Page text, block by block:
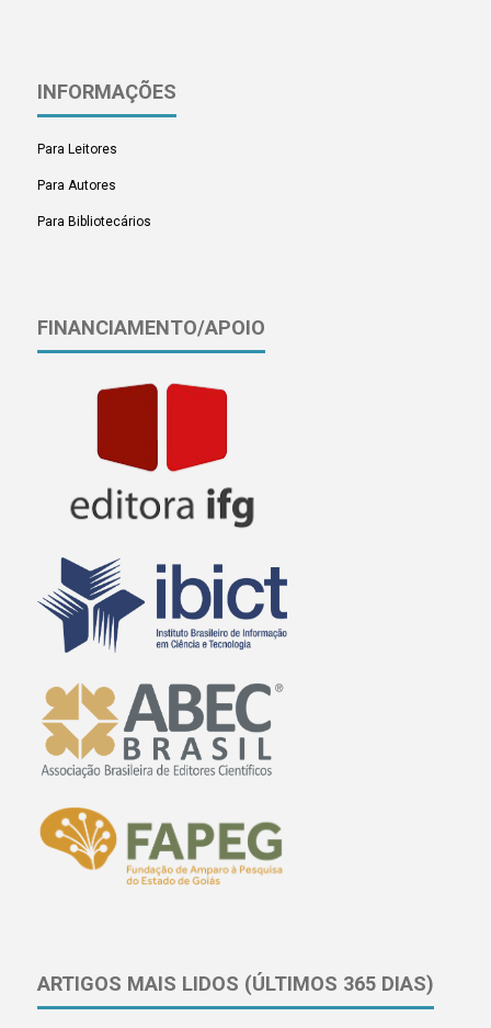
INFORMAÇÕES
Para Leitores
Para Autores
Para Bibliotecários
FINANCIAMENTO/APOIO
ARTIGOS MAIS LIDOS (ÚLTIMOS 365 DIAS)